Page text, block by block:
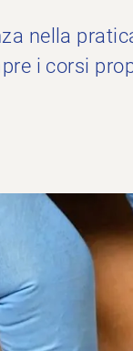
nella
i corsi